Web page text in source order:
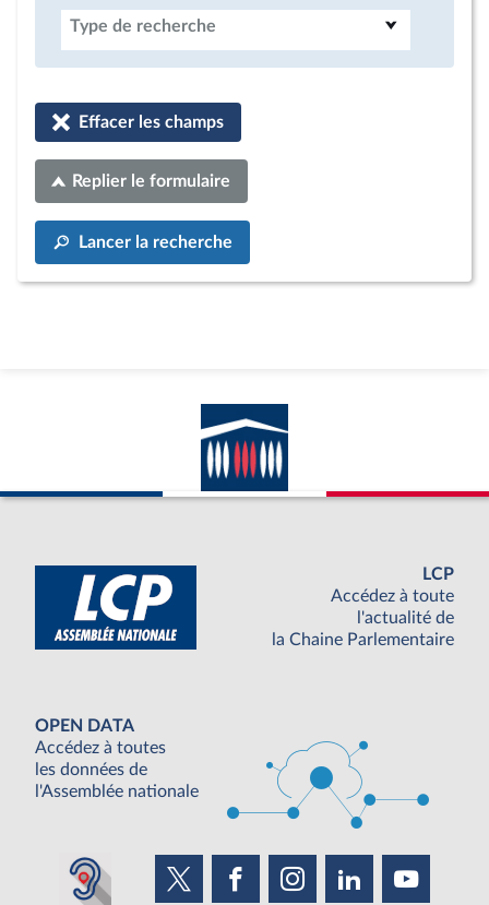
Type de recherche
Effacer les champs
Replier le formulaire
Lancer la recherche
LCP
Accédez à toute
l'actualité de
la Chaine Parlementaire
OPEN DATA
Accédez à toutes
les données de
l'Assemblée nationale